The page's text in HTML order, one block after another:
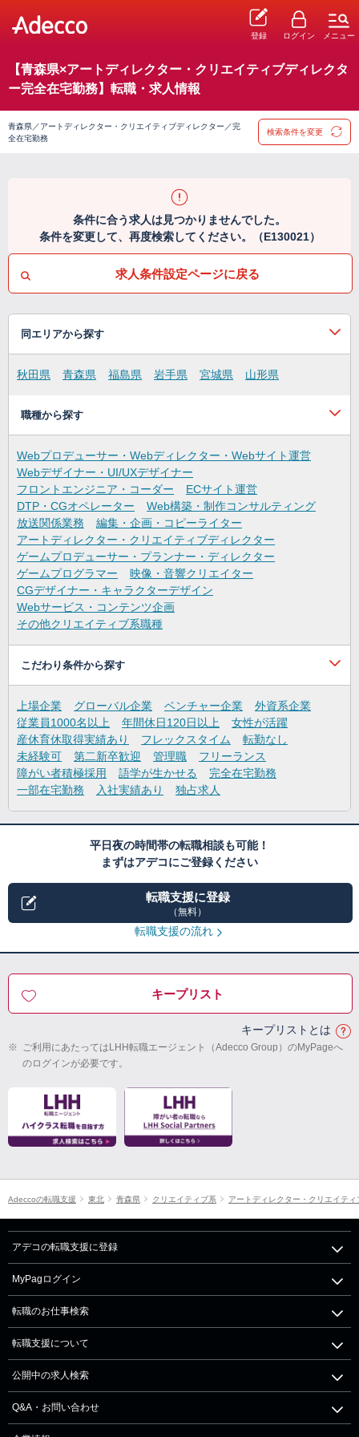
登録 ログイン メニュー
【青森県×アートディレクター・クリエイティブディレクタ
ー完全在宅勤務】転職・求人情報
青森県／アートディレクター・クリエイティブディレクター／完
全在宅勤務
検索条件を変更
条件に合う求人は見つかりませんでした。
条件を変更して、再度検索してください。（E130021）
求人条件設定ページに戻る
同エリアから探す
秋田県 青森県 福島県 岩手県 宮城県 山形県
職種から探す
Webプロデューサー・Webディレクター・Webサイト運営
Webデザイナー・UI/UXデザイナー
フロントエンジニア・コーダー
ECサイト運営
DTP・CGオペレーター
Web構築・制作コンサルティング
放送関係業務
編集・企画・コピーライター
アートディレクター・クリエイティブディレクター
ゲームプロデューサー・プランナー・ディレクター
ゲームプログラマー
映像・音響クリエイター
CGデザイナー・キャラクターデザイン
Webサービス・コンテンツ企画
その他クリエイティブ系職種
こだわり条件から探す
上場企業 グローバル企業 ベンチャー企業
外資系企業
従業員1000名以上
年間休日120日以上
女性が活躍
産休育休取得実績あり
フレックスタイム
転勤なし
未経験可
第二新卒歓迎 管理職
フリーランス
障がい者積極採用
語学が生かせる
完全在宅勤務
一部在宅勤務
入社実績あり 独占求人
平日夜の時間帯の転職相談も可能！
まずはアデコにご登録ください
転職支援に登録
（無料）
転職支援の流れ
キープリスト
キープリストとは
※ ご利用にあたってはLHH転職エージェント（Adecco Group）のMyPageへ
のログインが必要です。
Adeccoの転職支援 東北 青森県 クリエイティブ系 アートディレクター・クリエイテ
アデコの転職支援に登録
MyPagログイン
転職のお仕事検索
転職支援について
公開中の求人検索
Q&A・お問い合わせ